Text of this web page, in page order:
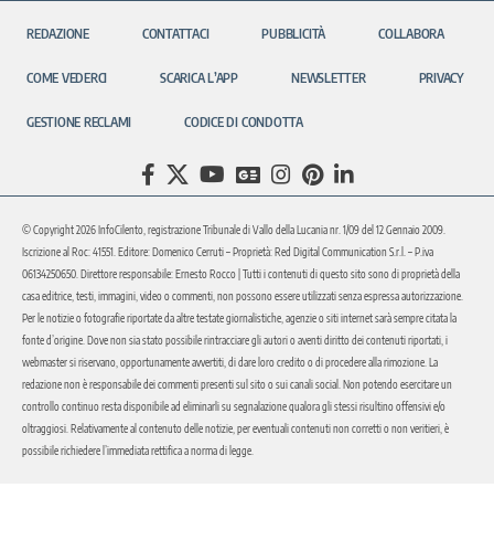
REDAZIONE CONTATTACI PUBBLICITÀ COLLABORA
COME VEDERCI SCARICA L’APP NEWSLETTER PRIVACY
GESTIONE RECLAMI CODICE DI CONDOTTA
© Copyright 2026 InfoCilento, registrazione Tribunale di Vallo della Lucania nr. 1/09 del 12 Gennaio 2009.
Iscrizione al Roc: 41551. Editore: Domenico Cerruti – Proprietà: Red Digital Communication S.r.l. – P.iva
06134250650. Direttore responsabile: Ernesto Rocco | Tutti i contenuti di questo sito sono di proprietà della
casa editrice, testi, immagini, video o commenti, non possono essere utilizzati senza espressa autorizzazione.
Per le notizie o fotografie riportate da altre testate giornalistiche, agenzie o siti internet sarà sempre citata la
fonte d’origine. Dove non sia stato possibile rintracciare gli autori o aventi diritto dei contenuti riportati, i
webmaster si riservano, opportunamente avvertiti, di dare loro credito o di procedere alla rimozione. La
redazione non è responsabile dei commenti presenti sul sito o sui canali social. Non potendo esercitare un
controllo continuo resta disponibile ad eliminarli su segnalazione qualora gli stessi risultino offensivi e/o
oltraggiosi. Relativamente al contenuto delle notizie, per eventuali contenuti non corretti o non veritieri, è
possibile richiedere l’immediata rettifica a norma di legge.